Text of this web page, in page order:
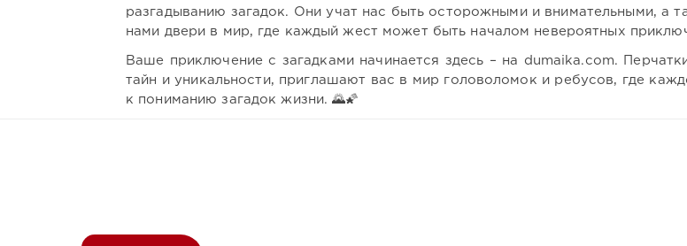
разгадыванию загадок. Они учат нас быть осторожными и внимательными, а
нами двери в мир, где каждый жест может быть началом невероятных
Ваше приключение с загадками начинается здесь – на dumaika.com.
тайн и уникальности, приглашают вас в мир головоломок и ребусов, где
к пониманию загадок жизни. 🌄🌠